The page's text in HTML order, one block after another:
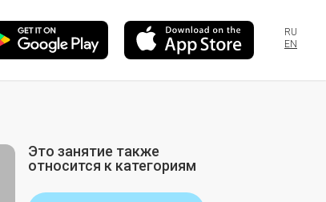
RU
EN
Это занятие также
относится к категориям